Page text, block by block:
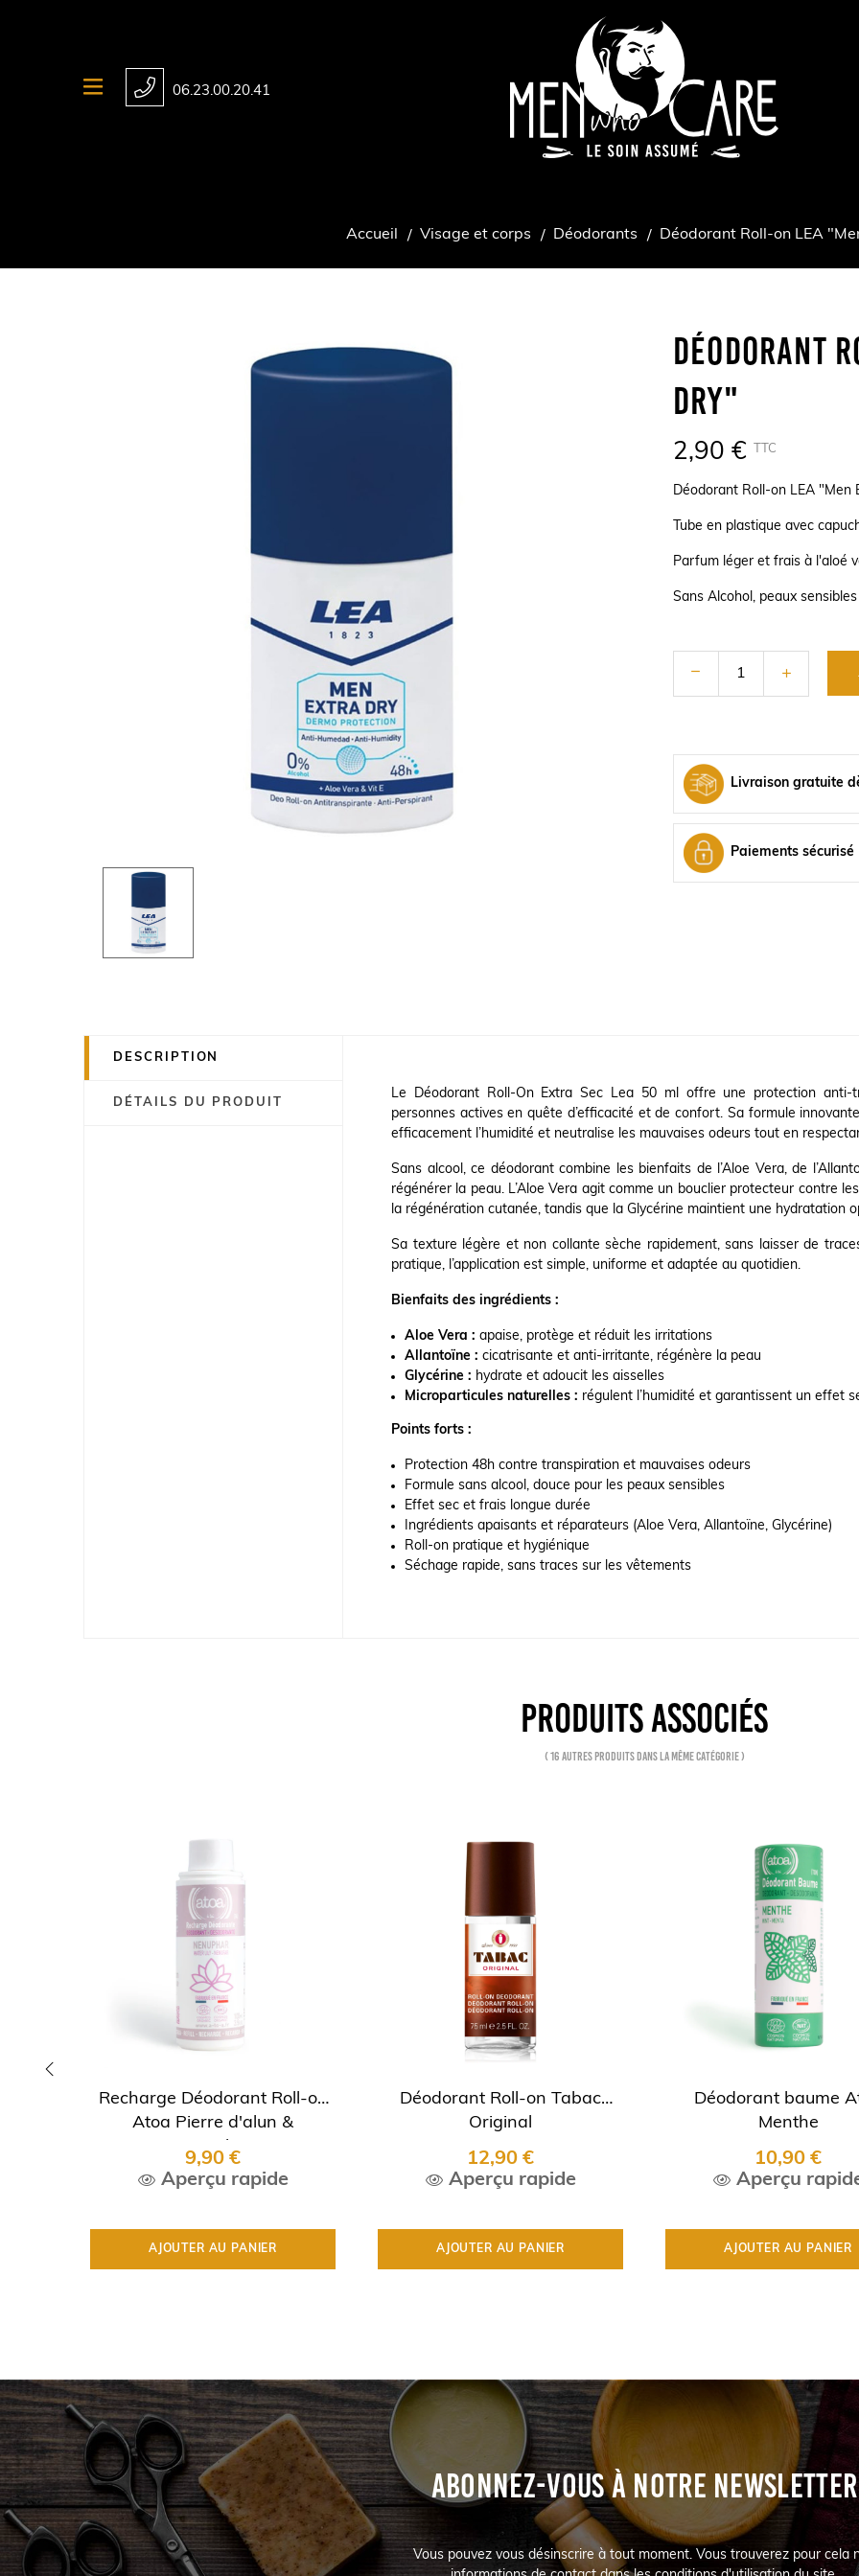
06.23.00.20.41
Accueil Visage et corps Déodorants Déodorant Roll-on LEA
Déodorant
Dry"
2,90 € TTC
Déodorant Roll-on LEA "Men
Tube en plastique avec
Parfum léger et frais à l'aloé
Sans Alcohol, peaux sensibles
Livraison gratuite
Paiements sécurisé
DESCRIPTION
DÉTAILS DU PRODUIT
Le Déodorant Roll-On Extra Sec Lea 50 ml offre une protection anti-
personnes actives en quête d’efficacité et de confort. Sa formule
efficacement l’humidité et neutralise les mauvaises odeurs tout en
Sans alcool, ce déodorant combine les bienfaits de l’Aloe Vera, de
régénérer la peau. L’Aloe Vera agit comme un bouclier protecteur contre
la régénération cutanée, tandis que la Glycérine maintient une hydratation
Sa texture légère et non collante sèche rapidement, sans laisser de
pratique, l’application est simple, uniforme et adaptée au quotidien.
Bienfaits des ingrédients :
Aloe Vera : apaise, protège et réduit les irritations
Allantoïne : cicatrisante et anti-irritante, régénère la peau
Glycérine : hydrate et adoucit les aisselles
Microparticules naturelles : régulent l’humidité et garantissent un effet
Points forts :
Protection 48h contre transpiration et mauvaises odeurs
Formule sans alcool, douce pour les peaux sensibles
Effet sec et frais longue durée
Ingrédients apaisants et réparateurs (Aloe Vera, Allantoïne, Glycérine)
Roll-on pratique et hygiénique
Séchage rapide, sans traces sur les vêtements
PRODUITS ASSOCIÉS
( 16 autres produits dans la même catégorie )
Recharge Déodorant Roll-on
Atoa Pierre d'alun &
Nenuphar
9,90 €
Aperçu rapide
AJOUTER AU PANIER
Déodorant Roll-on Tabac
Original
12,90 €
Aperçu rapide
AJOUTER AU PANIER
Déodorant baume
Menthe
10,90 €
Aperçu
AJOUTER AU PANIER
ABONNEZ-VOUS À NOTRE NEWSLETTER
Vous pouvez vous désinscrire à tout moment. Vous trouverez pour cela